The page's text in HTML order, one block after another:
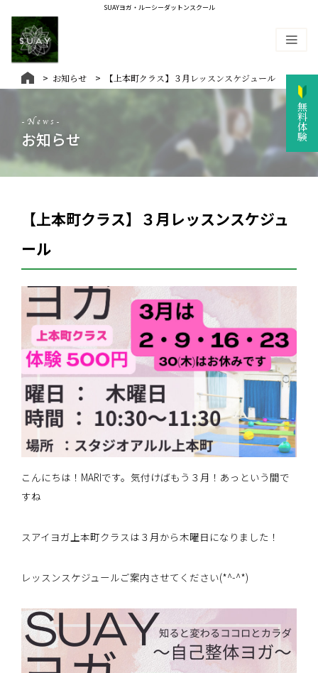
SUAYヨガ・ルーシーダットンスクール
お知らせ 【上本町クラス】３月レッスンスケジュール
-News-
お知らせ
【上本町クラス】３月レッスンスケジュ
ール
こんにちは！MARIです。気付けばもう３月！あっという間で
すね
スアイヨガ上本町クラスは３月から木曜日になりました！
レッスンスケジュールご案内させてください(*^-^*)
無料体験